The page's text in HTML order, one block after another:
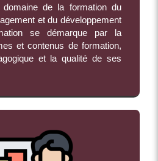
de la formation du
et du développement
se démarque par la
et contenus de formation,
et la qualité de ses